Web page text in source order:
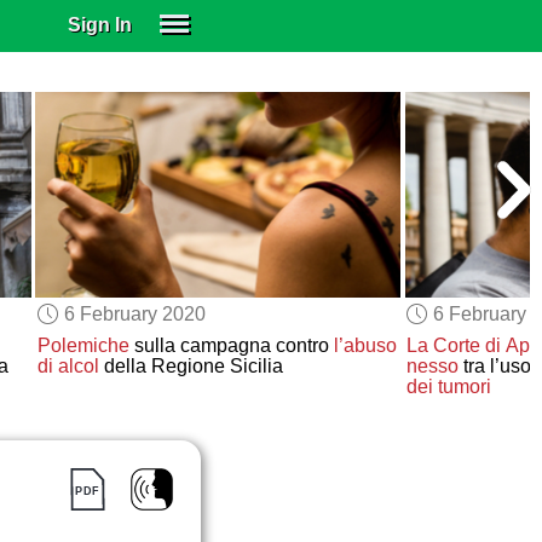
Sign In
SUBSCRIBE
EDUCATIONAL LICENSES
GIFT CARDS
OTHER LANGUAGES
ABOUT US
ALEXA
ADJUST COLORS
6 February 2020
Polemichesulla campagna contro l’abuso
di alcol della Regione Sicilia
6 February
La Corte di
nesso tra
dei tumori